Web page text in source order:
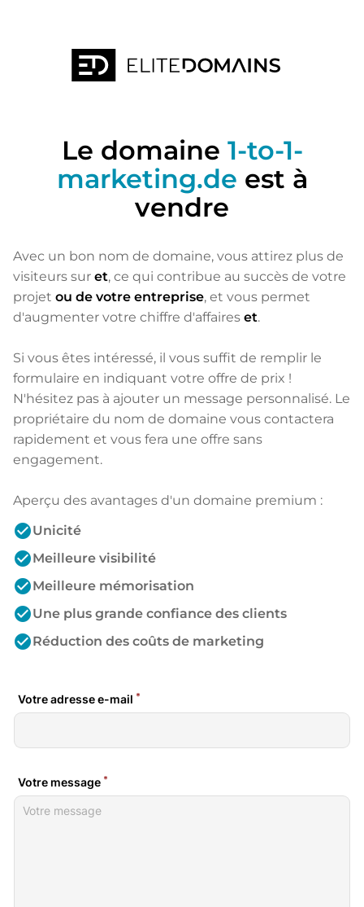
Le domaine 1-to-1-
marketing.de est à
vendre
Avec un bon nom de domaine, vous attirez plus de
visiteurs sur et, ce qui contribue au succès de votre
projet ou de votre entreprise, et vous permet
d'augmenter votre chiffre d'affaires et.
Si vous êtes intéressé, il vous suffit de remplir le
formulaire en indiquant votre offre de prix !
N'hésitez pas à ajouter un message personnalisé. Le
propriétaire du nom de domaine vous contactera
rapidement et vous fera une offre sans
engagement.
Aperçu des avantages d'un domaine premium :
check_circleUnicité
check_circleMeilleure visibilité
check_circleMeilleure mémorisation
check_circleUne plus grande confiance des clients
check_circleRéduction des coûts de marketing